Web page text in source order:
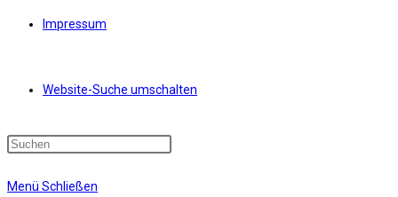
Impressum
Website-Suche umschalten
Menü Schließen